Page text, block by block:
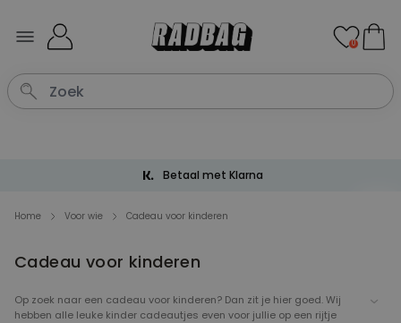
0
Gratis verzending vanaf € 60
Home Voor wie Cadeau voor kinderen
Cadeau voor kinderen
Op zoek naar een cadeau voor kinderen? Dan zit je hier goed. Wij
hebben alle leuke kinder cadeautjes even voor jullie op een rijtje